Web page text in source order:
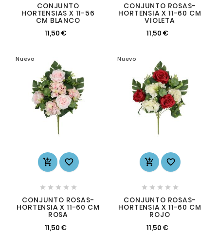
CONJUNTO
HORTENSIAS X 11-56
CM BLANCO
11,50 €
CONJUNTO ROSAS-
HORTENSIA X 11-60 CM
VIOLETA
11,50 €
Nuevo
 
    
CONJUNTO ROSAS-
HORTENSIA X 11-60 CM
ROSA
11,50 €
Nuevo
 
    
CONJUNTO ROSAS-
HORTENSIA X 11-60 CM
ROJO
11,50 €